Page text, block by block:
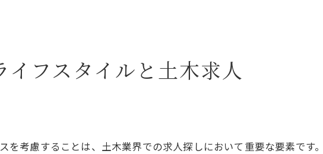
の理想の働き方を実現するためのヒント
でのキャリアと生活のシナジー効果
資源を活用した新しい働き方
フスタイルと土木求人
考慮することは、土木業界での求人探しにおいて重要な要素です